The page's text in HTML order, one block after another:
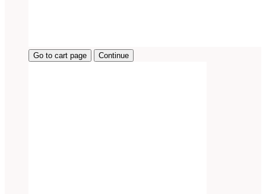
Go to cart page Continue